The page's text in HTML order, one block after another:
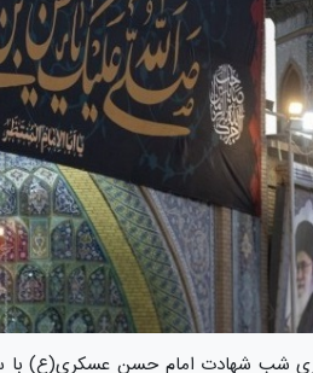
شب شهادت امام حسن عسکری(ع) با